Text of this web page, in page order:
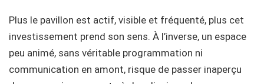
Plus le pavillon est actif, visible et fréquenté, plus cet
investissement prend son sens. À l’inverse, un espace
peu animé, sans véritable programmation ni
communication en amont, risque de passer inaperçu